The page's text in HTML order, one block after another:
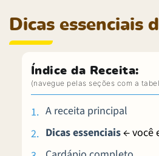
Dicas essenciais
Índice da Receita:
A receita principal
Dicas essenciais← você